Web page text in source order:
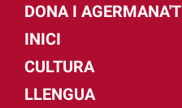
DONA I AGERMANA'T
INICI
CULTURA
LLENGUA